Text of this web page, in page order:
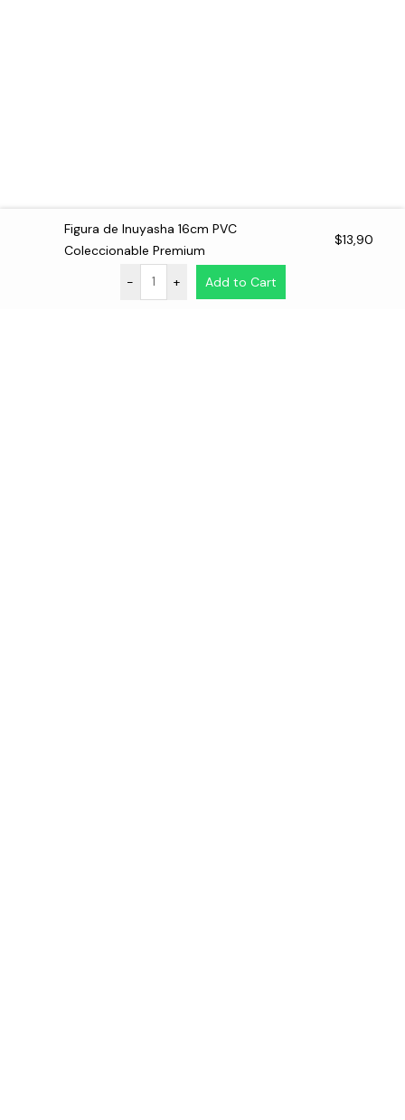
Figura de Inuyasha 16cm PVC
Coleccionable Premium
$13,90
- + Add to Cart